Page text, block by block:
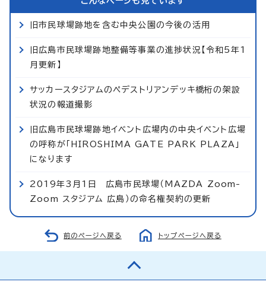
旧市民球場跡地を含む中央公園の今後の活用
旧広島市民球場跡地整備等事業の進捗状況【令和5年1
月更新】
サッカースタジアムのペデストリアンデッキ橋桁の架設
状況の報道撮影
旧広島市民球場跡地イベント広場内の中央イベント広場
の呼称が「HIROSHIMA GATE PARK PLAZA」
になります
2019年3月1日 広島市民球場（MAZDA Zoom-
Zoom スタジアム 広島）の命名権契約の更新
前のページへ戻る トップページへ戻る